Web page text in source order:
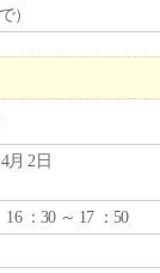
）
月 2日
16 ：30 ～ 17 ：50